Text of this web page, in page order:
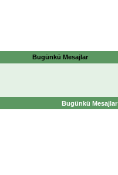
Bugünkü Mesajlar
Bugünkü Mesajlar